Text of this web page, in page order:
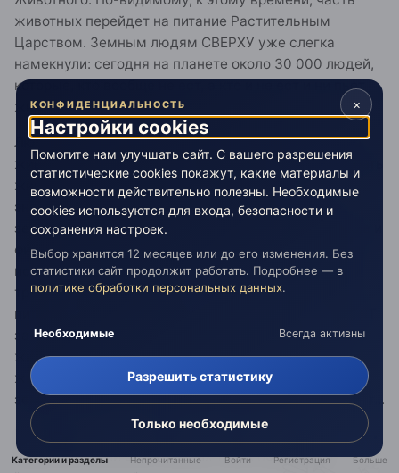
животных перейдет на питание Растительным
Царством. Земным людям СВЕРХУ уже слегка
намекнули: сегодня на планете около 30 000 людей,
которые, кто вообще не ест, а кто и не ест и ни пьет
жидкости, как Баранова...
Люди едят материальную пищу чтобы взять от нее
живительную энергию. А "пранаеды" научились брать
живительную энергию из окружающего
энергетического пространства. Значит, впереди
земное человечество ждут будущие биологические и
физиологические новые эволюционные изменения:
исчезнет за ненадобностью желудочно-кишечный
тракт. Вот кайф-то будет!!!... Сегодня земные люди
питаются трупным мясом убитых животных - МСТЯТ
за те дремучие времена Лемурии, когда гигантские
животные миллиардами пожирали первых полу-
животных людей. А несколько миллионов нынешних
земных людей - вегетарианцы, живут и в ус не дуют...
Если эзотерист питается трупным мясом убитых
животных, если в его низших телах пока много
Категории и разделы Непрочитанные Войти Регистрация Больше
×
КОНФИДЕНЦИАЛЬНОСТЬ
Настройки cookies
Помогите нам улучшать сайт. С вашего разрешения
статистические cookies покажут, какие материалы и
возможности действительно полезны. Необходимые
cookies используются для входа, безопасности и
сохранения настроек.
Выбор хранится 12 месяцев или до его изменения. Без
статистики сайт продолжит работать. Подробнее — в
политике обработки персональных данных.
Необходимые Всегда активны
Разрешить статистику
Только необходимые